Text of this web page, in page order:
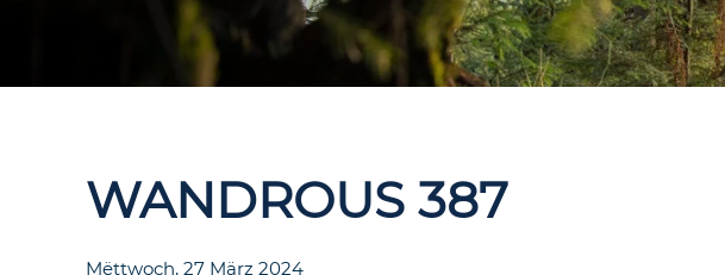
WANDROUS 387
Mëttwoch, 27 März 2024